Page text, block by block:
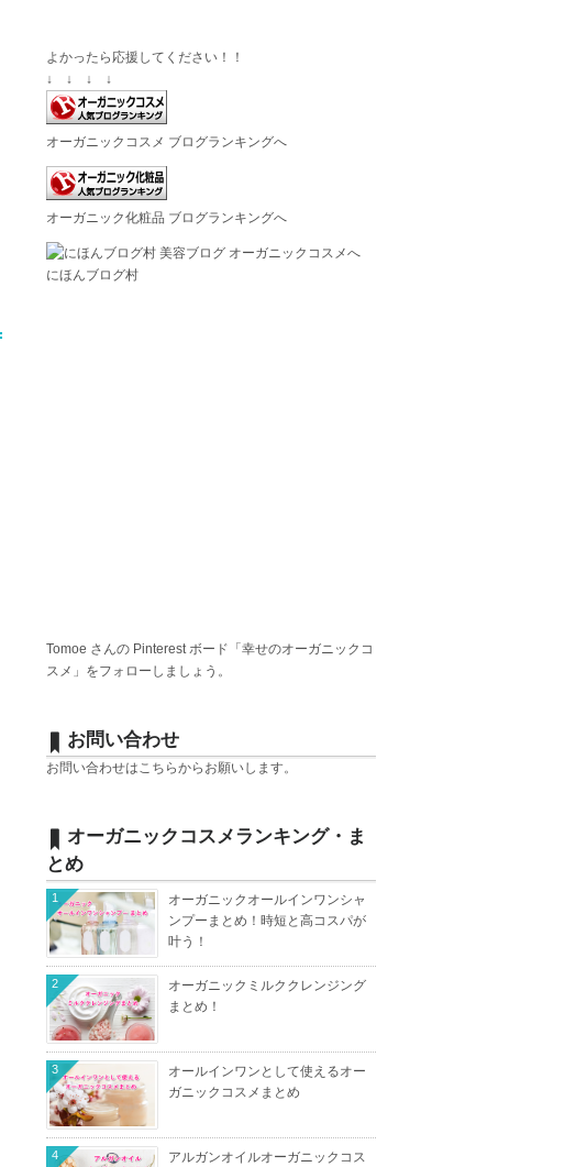
よかったら応援してください！！
↓ ↓ ↓ ↓
オーガニックコスメ ブログランキングへ
オーガニック化粧品 ブログランキングへ
にほんブログ村
Tomoe さんの Pinterest ボード「幸せのオーガニックコ
スメ」をフォローしましょう。
お問い合わせ
お問い合わせはこちらからお願いします。
オーガニックコスメランキング・ま
とめ
オーガニックオールインワンシャ
ンプーまとめ！時短と高コスパが
叶う！
1
オーガニックミルククレンジング
まとめ！
2
オールインワンとして使えるオー
ガニックコスメまとめ
3
アルガンオイルオーガニックコス
4